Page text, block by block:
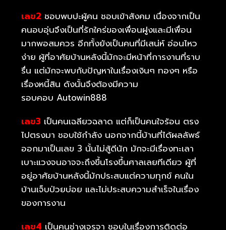
เลข2 ชอบพบปะผู้คน ชอบเข้าสังคม เนื่องจากเป็น
คนอบอุ่นจึงเป็นที่รักใคร่ของเพื่อนฝูงและมีเพื่อน
มากพอสมควร อีกทั้งยังเป็นคนที่มีเสน่ห์ อ่อนไหว
ง่าย ผู้ที่อาศัยบ้านหลังนี้มักจะมีหน้าที่การงานที่ราบ
รื่น แต่มักจะพบกับปัญหาในเรื่องเงินๆ ทองๆ หรือ
เรื่องหนี้สิน ดังนั้นจึงต้องมีความ
รอบคอบ Autowin888
เลข3 เป็นคนเฉลียวฉลาด แต่ก็เป็นคนใจร้อน ตรง
ไปตรงมา ชอบใช้กำลัง นอกจากนี้บ้านที่ได้ผลลัพธ์
ออกมาเป็นเลข 3 นั้นไม่สู้ดีนัก มักจะมีเรื่องทะเลา
เบาะแวงจนอาจจะถึงขึ้นโรงขึ้นศาลเลยทีเดียว ผู้ที่
อยู่อาศัยบ้านหลังนี้มักประสบแต่ความทุกข์ คนใน
บ้านเจ็บป่วยบ่อย และไม่ประสบความสำเร็จในเรื่อง
ของการงาน
เลข4 เป็นคนช่างเจรจา ชอบในเรื่องการติดต่อ